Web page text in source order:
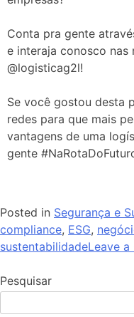
Conta pra gente
e interaja conosco nas
@logisticag2l!
Se você gostou desta
redes para que mais
vantagens de uma
gente
Posted in Segurança e
compliance, ESG,
sustentabilidadeLeave a
Pesquisar